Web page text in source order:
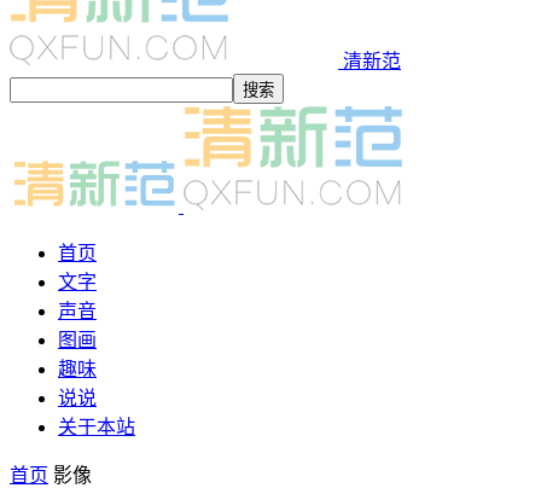
清新范
首页
文字
声音
图画
趣味
说说
关于本站
首页 影像